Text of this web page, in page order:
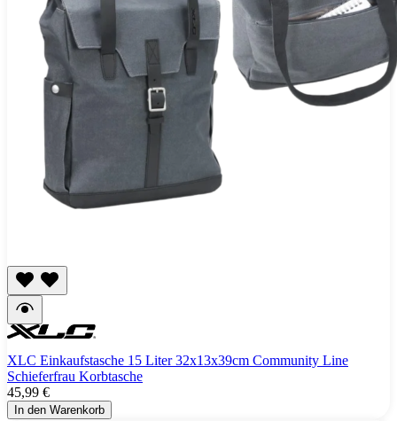
XLC Einkaufstasche 15 Liter 32x13x39cm Community Line
Schieferfrau Korbtasche
45,99 €
In den Warenkorb